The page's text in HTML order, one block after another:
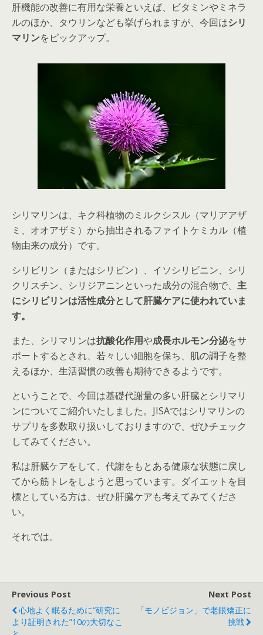
肝機能の改善に有用な栄養といえば、ビタミンやミネラ
ルのほか、タウリンなども挙げられますが、今回はシリ
マリンをピックアップ。
シリマリンは、キク科植物のミルクシスル（マリアアザ
ミ、オオアザミ）から抽出されるファイトケミカル（植
物由来の成分）です。
シリビリン（またはシリビン）、イソシリビニン、シリ
クリスチン、シリジアニンといった成分の混合物で、 主
にシリビリンは活性成分として肝臓ケアに使われていま
す。
また、シリマリンは抗酸化作用や成長ホルモン分泌をサ
ポートするとされ、若々しい細胞を保ち、肌の調子を整
えるほか、生活習慣の改善も期待できるようです。
ということで、今回は基礎代謝量の多い肝臓とシリマリ
ンについてご紹介いたしました。JISAではシリマリンの
サプリを多数取り扱いしておりますので、ぜひチェック
してみてください。
私は肝臓ケアをして、代謝をもとある健康な状態に戻し
てから筋トレをしようと思っています。ダイエットを目
標としている方は、ぜひ肝臓ケアも考えてみてくださ
い。
それでは。
Previous Post
心地よく眠るために“研究に
より証明された”10の大切なこ
Next Post
「モノビジョン」で老眼矯正に
挑戦